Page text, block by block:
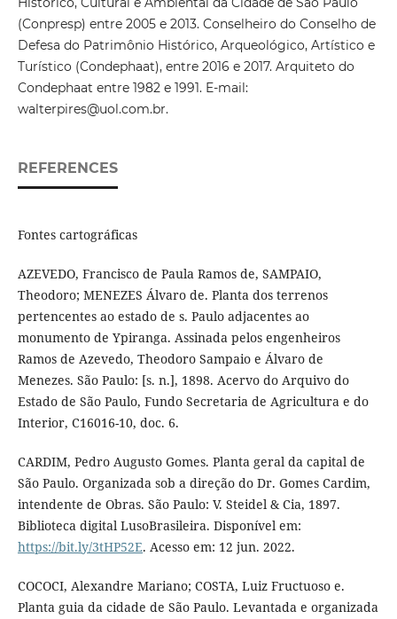
(Conpresp) entre 2005 e 2013. Conselheiro do Conselho de
Defesa do Patrimônio Histórico, Arqueológico, Artístico e
Turístico (Condephaat), entre 2016 e 2017. Arquiteto do
Condephaat entre 1982 e 1991. E-mail:
walterpires@uol.com.br.
REFERENCES
Fontes cartográficas
AZEVEDO, Francisco de Paula Ramos de, SAMPAIO,
Theodoro; MENEZES Álvaro de. Planta dos terrenos
pertencentes ao estado de s. Paulo adjacentes ao
monumento de Ypiranga. Assinada pelos engenheiros
Ramos de Azevedo, Theodoro Sampaio e Álvaro de
Menezes. São Paulo: [s. n.], 1898. Acervo do Arquivo do
Estado de São Paulo, Fundo Secretaria de Agricultura e do
Interior, C16016-10, doc. 6.
CARDIM, Pedro Augusto Gomes. Planta geral da capital de
São Paulo. Organizada sob a direção do Dr. Gomes Cardim,
intendente de Obras. São Paulo: V. Steidel & Cia, 1897.
Biblioteca digital LusoBrasileira. Disponível em:
https://bit.ly/3tHP52E. Acesso em: 12 jun. 2022.
COCOCI, Alexandre Mariano; COSTA, Luiz Fructuoso e.
Planta guia da cidade de São Paulo. Levantada e organizada